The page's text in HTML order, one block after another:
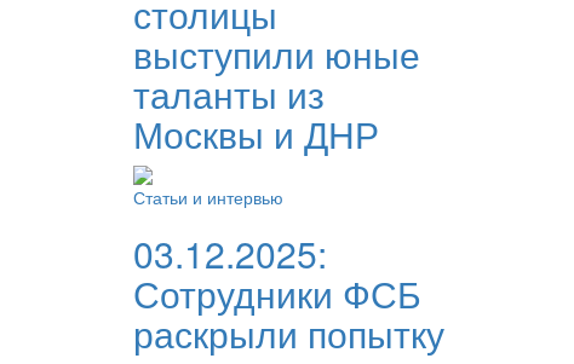
столицы
выступили юные
таланты из
Москвы и ДНР
Статьи и интервью
03.12.2025:
Сотрудники ФСБ
раскрыли попытку